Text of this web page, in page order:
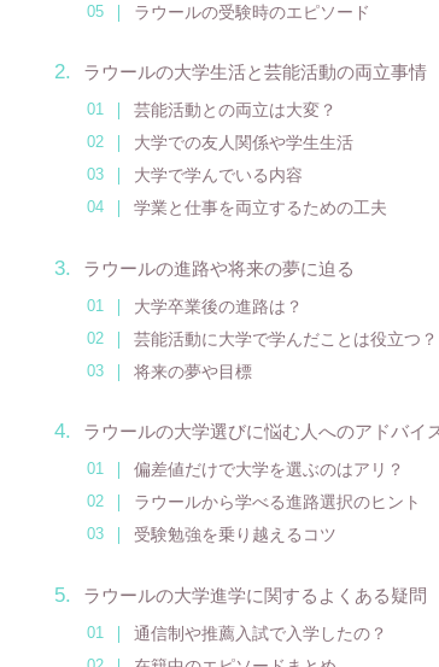
ラウールの受験時のエピソード
ラウールの大学生活と芸能活動の両立事情
芸能活動との両立は大変？
大学での友人関係や学生生活
大学で学んでいる内容
学業と仕事を両立するための工夫
ラウールの進路や将来の夢に迫る
大学卒業後の進路は？
芸能活動に大学で学んだことは役立つ？
将来の夢や目標
ラウールの大学選びに悩む人へのアドバイ
偏差値だけで大学を選ぶのはアリ？
ラウールから学べる進路選択のヒント
受験勉強を乗り越えるコツ
ラウールの大学進学に関するよくある疑問
通信制や推薦入試で入学したの？